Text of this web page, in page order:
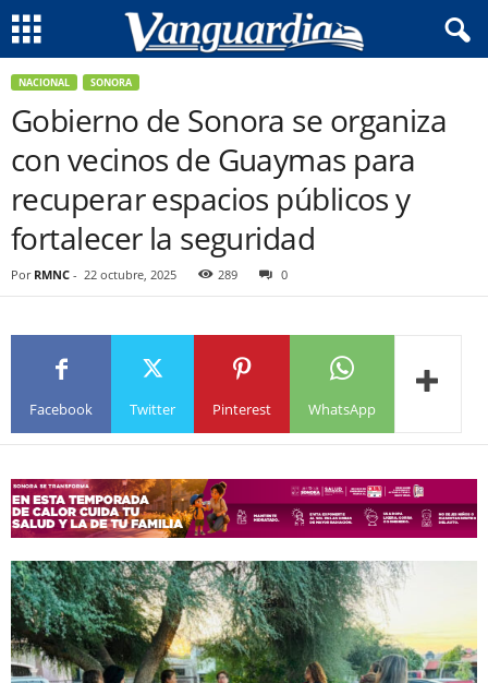
NACIONAL SONORA
Gobierno de Sonora se organiza
con vecinos de Guaymas para
recuperar espacios públicos y
fortalecer la seguridad
Por RMNC - 22 octubre, 2025 289 0
Facebook Twitter Pinterest WhatsApp